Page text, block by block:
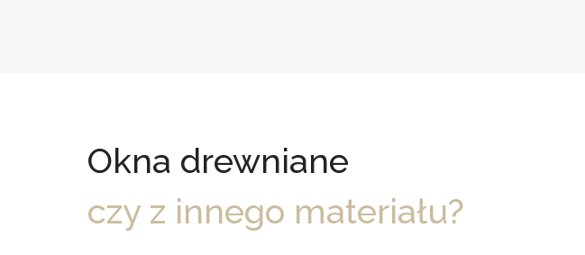
Okna drewniane
czy z innego materiału?